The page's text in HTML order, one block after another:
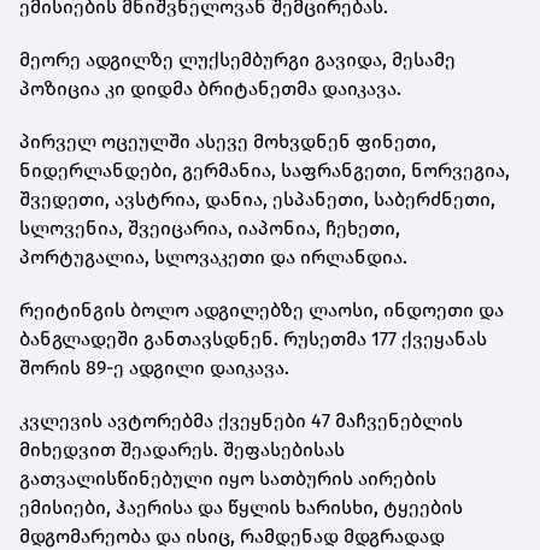
ემისიების მნიშვნელოვან შემცირებას.
მეორე ადგილზე ლუქსემბურგი გავიდა, მესამე
პოზიცია კი დიდმა ბრიტანეთმა დაიკავა.
პირველ ოცეულში ასევე მოხვდნენ ფინეთი,
ნიდერლანდები, გერმანია, საფრანგეთი, ნორვეგია,
შვედეთი, ავსტრია, დანია, ესპანეთი, საბერძნეთი,
სლოვენია, შვეიცარია, იაპონია, ჩეხეთი,
პორტუგალია, სლოვაკეთი და ირლანდია.
რეიტინგის ბოლო ადგილებზე ლაოსი, ინდოეთი და
ბანგლადეში განთავსდნენ. რუსეთმა 177 ქვეყანას
შორის 89-ე ადგილი დაიკავა.
კვლევის ავტორებმა ქვეყნები 47 მაჩვენებლის
მიხედვით შეადარეს. შეფასებისას
გათვალისწინებული იყო სათბურის აირების
ემისიები, ჰაერისა და წყლის ხარისხი, ტყეების
მდგომარეობა და ისიც, რამდენად მდგრადად